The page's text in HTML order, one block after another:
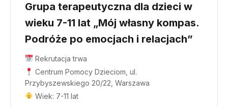
Grupa terapeutyczna dla dzieci w
wieku 7-11 lat „Mój własny kompas.
Podróże po emocjach i relacjach”
Rekrutacja trwa
Centrum Pomocy Dzieciom, ul.
Przybyszewskiego 20/22, Warszawa
Wiek: 7-11 lat